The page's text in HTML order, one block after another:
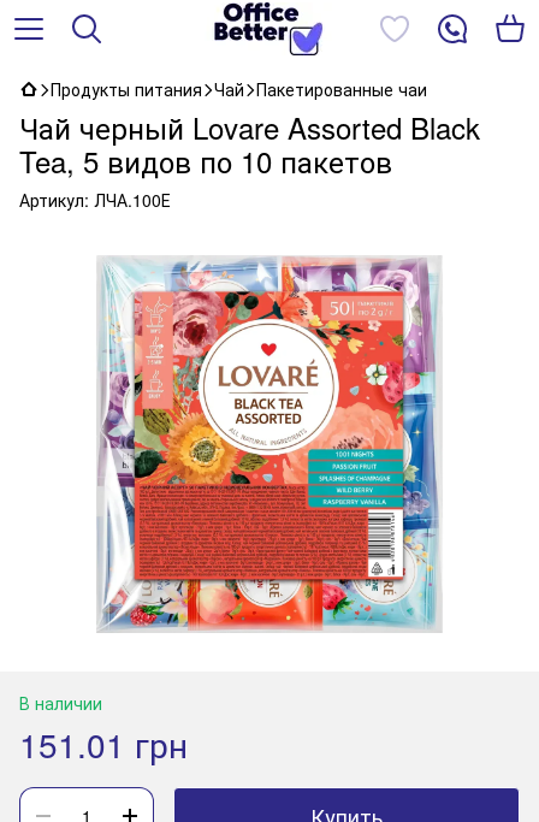
Продукты питания Чай Пакетированные чаи
Чай черный Lovare Assorted Black
Tea, 5 видов по 10 пакетов
Артикул: ЛЧА.100Е
В наличии
151.01 грн
Купить